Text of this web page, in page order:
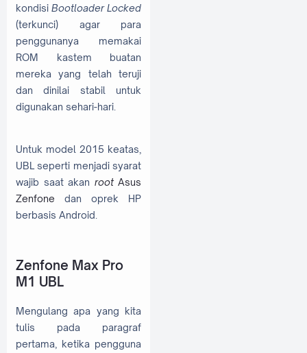
kondisi Bootloader Locked
(terkunci) agar para
penggunanya memakai
ROM kastem buatan
mereka yang telah teruji
dan dinilai stabil untuk
digunakan sehari-hari.
Untuk model 2015 keatas,
UBL seperti menjadi syarat
wajib saat akan rootAsus
Zenfone dan oprek HP
berbasis Android.
Zenfone Max Pro
M1 UBL
Mengulang apa yang kita
tulis pada paragraf
pertama, ketika pengguna